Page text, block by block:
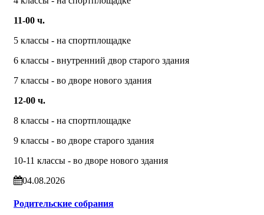
11-00 ч.
5 классы - на спортплощадке
6 классы - внутренний двор старого здания
7 классы - во дворе нового здания
12-00 ч.
8 классы - на спортплощадке
9 классы - во дворе старого здания
10-11 классы - во дворе нового здания
04.08.2026
Родительские собрания